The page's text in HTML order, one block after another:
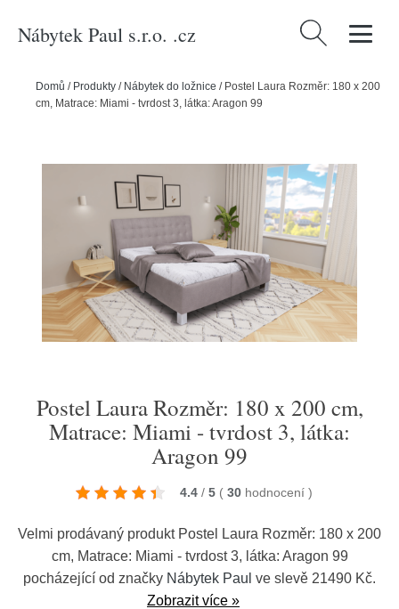
Nábytek Paul s.r.o. .cz Vyhledávání
Domů / Produkty / Nábytek do ložnice / Postel Laura Rozměr: 180 x 200
cm, Matrace: Miami - tvrdost 3, látka: Aragon 99
Postel Laura Rozměr: 180 x 200 cm,
Matrace: Miami - tvrdost 3, látka:
Aragon 99
4.4 / 5 ( 30 hodnocení )
Velmi prodávaný produkt Postel Laura Rozměr: 180 x 200
cm, Matrace: Miami - tvrdost 3, látka: Aragon 99
pocházející od značky Nábytek Paul ve slevě 21490 Kč.
Zobrazit více »